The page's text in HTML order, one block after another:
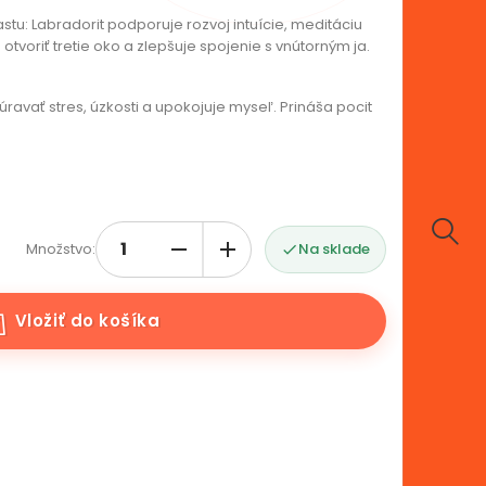
Labradorit podporuje rozvoj intuície, meditáciu
tretie oko a zlepšuje spojenie s vnútorným ja.
stres, úzkosti a upokojuje myseľ. Prináša pocit
Množstvo: Na sklade
Vložiť do košíka